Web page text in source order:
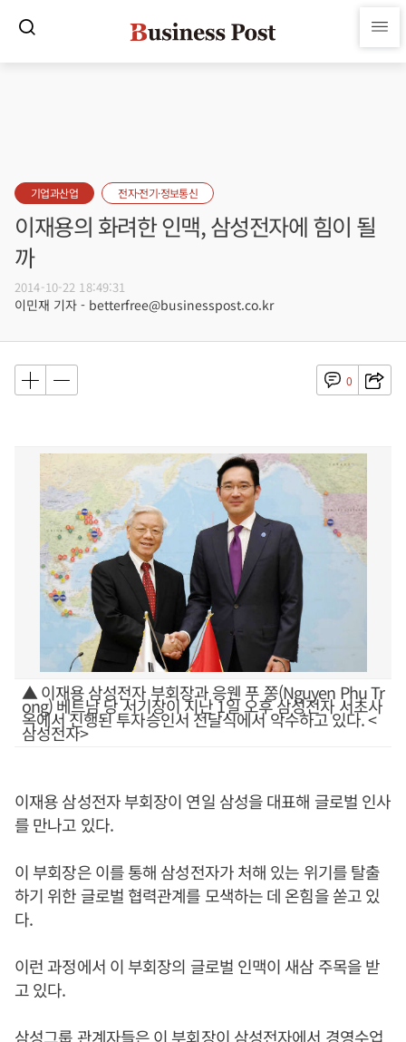
기업과산업 전자·전기·정보통신
이재용의 화려한 인맥, 삼성전자에 힘이 될
까
2014-10-22 18:49:31
이민재 기자 - betterfree@businesspost.co.kr
0
▲ 이재용 삼성전자 부회장과 응웬 푸 쫑(Nguyen Phu Tr
ong) 베트남 당 서기장이 지난 1일 오후 삼성전자 서초사
옥에서 진행된 투자승인서 전달식에서 악수하고 있다. <
삼성전자>
이재용 삼성전자 부회장이 연일 삼성을 대표해 글로벌 인사
를 만나고 있다.
이 부회장은 이를 통해 삼성전자가 처해 있는 위기를 탈출
하기 위한 글로벌 협력관계를 모색하는 데 온힘을 쏟고 있
다.
이런 과정에서 이 부회장의 글로벌 인맥이 새삼 주목을 받
고 있다.
삼성그룹 관계자들은 이 부회장이 삼성전자에서 경영수업